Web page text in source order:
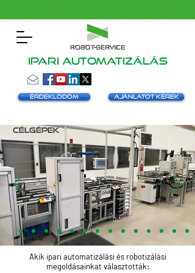
Ipari automatizálás
Érdeklődöm Ajánlatot kérek
Célgépek
Akik ipari automatizálási és robotizálási
megoldásainkat választották: